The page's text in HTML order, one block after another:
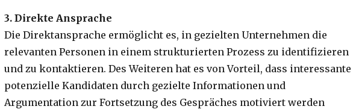
3. Direkte Ansprache
Die Direktansprache ermöglicht es, in gezielten Unternehmen die
relevanten Personen in einem strukturierten Prozess zu identifizieren
und zu kontaktieren. Des Weiteren hat es von Vorteil, dass interessante
potenzielle Kandidaten durch gezielte Informationen und
Argumentation zur Fortsetzung des Gespräches motiviert werden